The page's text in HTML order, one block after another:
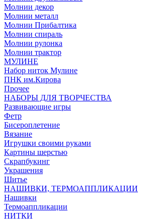
Молнии декор
Молнии металл
Молнии Прибалтика
Молнии спираль
Молнии рулонка
Молнии трактор
МУЛИНЕ
Набор ниток Мулине
ПНК им.Кирова
Прочее
НАБОРЫ ДЛЯ ТВОРЧЕСТВА
Развивающие игры
Фетр
Бисероплетение
Вязание
Игрушки своими руками
Картины шерстью
Скрапбукинг
Украшения
Шитье
НАШИВКИ, ТЕРМОАППЛИКАЦИИ
Нашивки
Термоаппликации
НИТКИ